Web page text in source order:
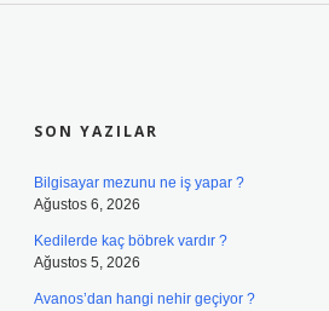
SON YAZILAR
Bilgisayar mezunu ne iş yapar ?
Ağustos 6, 2026
Kedilerde kaç böbrek vardır ?
Ağustos 5, 2026
Avanos’dan hangi nehir geçiyor ?